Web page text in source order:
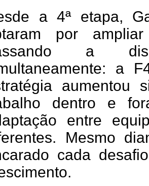
a 4ª etapa,
por
a
a
aumentou
dentro e
entre
Mesmo
cada